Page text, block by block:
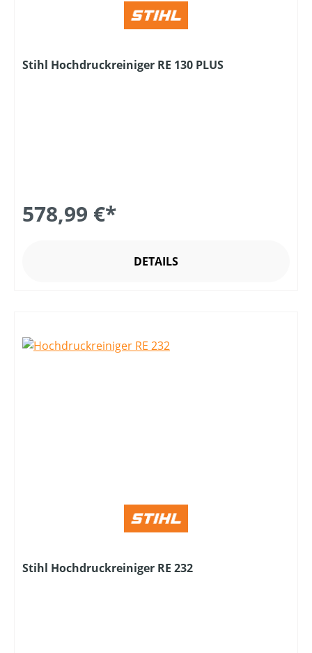
Stihl Hochdruckreiniger RE 130 PLUS
578,99 €*
DETAILS
Stihl Hochdruckreiniger RE 232